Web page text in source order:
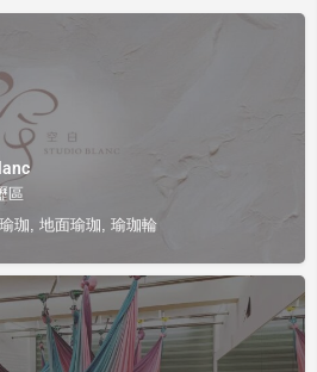
區
珈, 地面瑜珈, 瑜珈輪